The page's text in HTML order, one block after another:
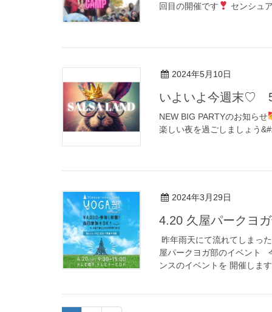
回目の開催です
センシュ
2024年5月10日
いよいよ今週末♡
NEW BIG PARTYのお知らせ
楽しい夜を過ごしましょう
2024年3月29日
4.20 久屋パークヨ
昨年雨天にて流れてしまっ
屋パークヨガ部のイベント
ンスのイベントを 開催しま